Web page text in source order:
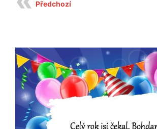
Předchozí